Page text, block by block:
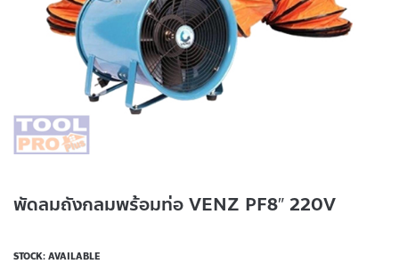
พัดลมถังกลมพร้อมท่อ VENZ PF8″ 220V
STOCK: AVAILABLE